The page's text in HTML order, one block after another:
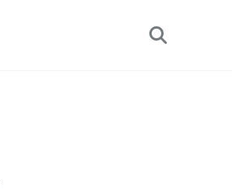
Toggle